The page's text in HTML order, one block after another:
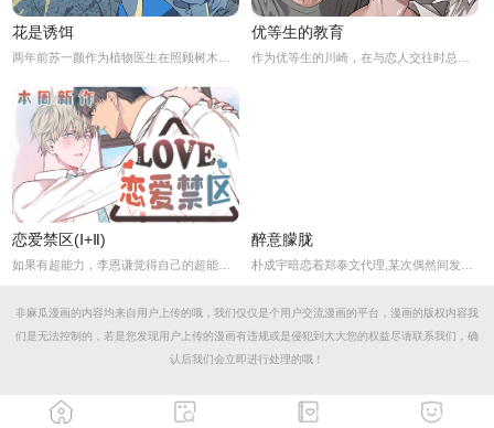
花是诱饵 优等生的教育
恋爱禁区(Ⅰ+Ⅱ)
如果有超能力，李恩谦觉得自己的超能力一定是垃圾回收站。为什么从小到他，他交往的人全是渣男呢？？他除了颜控，对于对象真的不挑的啊！！直到他严厉的上司，他的外貌理想型，对他表现出似有若无的好感……他一定喜欢自己吧？这次有希望摆脱渣男了！少年人，太天真啦，非酋是一辈子的事哟。
醉意朦胧
朴成宇暗恋着郑泰文代理,某次偶然间发现郑泰文代理的手机信息得知他的爱好后，朴成宇马上跟他坦白，希望他能和自己交往，但郑泰文误以为朴成宇是想拿这事威胁他...
非麻瓜漫画的内容均来自用户上传的哦，我们仅仅是个用户交流漫画的平台，漫画的版权内容我
们是无法控制的，若是您发现用户上传的漫画有违规或是侵犯到大大您的权益尽请联系我们，确
认后我们会立即进行处理的哦！